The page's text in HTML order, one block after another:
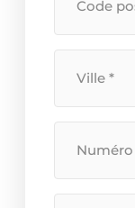
Nummer *